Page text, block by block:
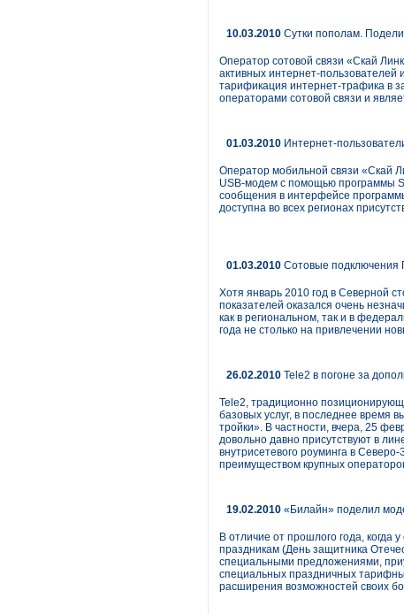
10.03.2010 Сутки пополам.
Оператор сотовой связи «Скай
активных интернет-
тарификация интернет-трафика в
операторами сотовой связи и
01.03.2010 Интернет-
Оператор мобильной связи «Скай
USB-модем с помощью программы
сообщения в интерфейсе
доступна во всех регионах
01.03.2010 Сотовые подключения
Хотя январь 2010 год в Северной
показателей оказался очень
как в региональном, так и в
года не столько на привлечении
26.02.2010 Tele2 в погоне за
Tele2, традиционно
базовых услуг, в последнее время
тройки». В частности, вчера, 25
довольно давно присутствуют в
внутрисетевого роуминга в
преимуществом крупных
19.02.2010 «Билайн» поделил
В отличие от прошлого года,
праздникам (День защитника
специальными предложениями,
специальных праздничных
расширения возможностей своих